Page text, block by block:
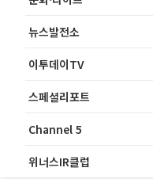
뉴스발전소
이투데이TV
스페셜리포트
Channel 5
위너스IR클럽